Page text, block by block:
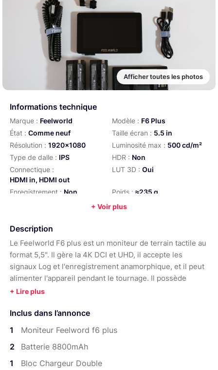
Afficher toutes les photos
Informations technique
Marque : Feelworld Modèle : F6 Plus
État : Comme neuf Taille écran : 5.5 in
Résolution : 1920x1080 Luminosité max : 500 cd/m²
Type de dalle : IPS HDR : Non
Connectique :
HDMI in, HDMI out
LUT 3D : Oui
Enregistrement : Non Poids : ≈235 g
+ Voir plus
Description
Le Feelworld F6 plus est un moniteur de terrain tactile au
format 5,5". Il gère la 4K DCI et UHD, il accepte les
signaux Log et l'enregistrement anamorphique, et il peut
alimenter l'appareil pendant le tournage. Il possède
toutes les aides liées à l'exposition et la mise au point
pouvez insérer des luts via une carte SD directement sur
le moniteur. C'est un vrai atout pour les tournages et je
Je le fournis avec 2 batteries et leur chargeur. Vous
pourrez tourner toute une journée sans aucun soucis.
Inclus dans l’annonce
1
Moniteur Feelword f6 plus
2
Batterie 8800mAh
1
Bloc Chargeur Double